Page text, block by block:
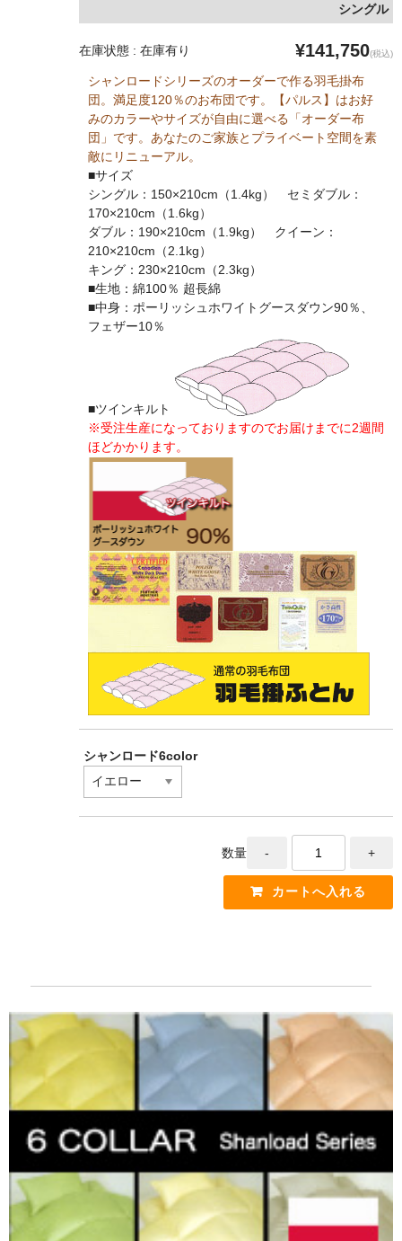
シングル
在庫状態 : 在庫有り ¥141,750(税込)
シャンロードシリーズのオーダーで作る羽毛掛布
団。満足度120％のお布団です。【パルス】はお好
みのカラーやサイズが自由に選べる「オーダー布
団」です。あなたのご家族とプライベート空間を素
敵にリニューアル。
■サイズ
シングル：150×210cm（1.4kg） セミダブル：
170×210cm（1.6kg）
ダブル：190×210cm（1.9kg） クイーン：
210×210cm（2.1kg）
キング：230×210cm（2.3kg）
■生地：綿100％ 超長綿
■中身：ポーリッシュホワイトグースダウン90％、
フェザー10％
■ツインキルト
※受注生産になっておりますのでお届けまでに2週間
ほどかかります。
シャンロード6color
数量